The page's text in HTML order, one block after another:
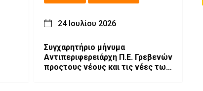
24 Ιουλίου 2026
Συγχαρητήριο μήνυμα
Αντιπεριφερειάρχη Π.Ε. Γρεβενών
προςτους νέους και τις νέες των